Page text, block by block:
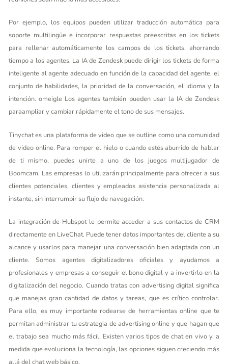
Por ejemplo, los equipos pueden utilizar traducción automática para
soporte multilingüe e incorporar respuestas preescritas en los tickets
para rellenar automáticamente los campos de los tickets, ahorrando
tiempo a los agentes. La IA de Zendesk puede dirigir los tickets de forma
inteligente al agente adecuado en función de la capacidad del agente, el
conjunto de habilidades, la prioridad de la conversación, el idioma y la
intención.omeigle Los agentes también pueden usar la IA de Zendesk
paraampliar y cambiar rápidamente el tono de sus mensajes.
Tinychat es una plataforma de video que se outline como una comunidad
de video online. Para romper el hielo o cuando estés aburrido de hablar
de ti mismo, puedes unirte a uno de los juegos multijugador de
Boomcam. Las empresas lo utilizarán principalmente para ofrecer a sus
clientes potenciales, clientes y empleados asistencia personalizada al
instante, sin interrumpir su flujo de navegación.
La integración de Hubspot le permite acceder a sus contactos de CRM
directamente en LiveChat. Puede tener datos importantes del cliente a su
alcance y usarlos para manejar una conversación bien adaptada con un
cliente. Somos agentes digitalizadores oficiales y ayudamos a
profesionales y empresas a conseguir el bono digital y a invertirlo en la
digitalización del negocio. Cuando tratas con advertising digital significa
que manejas gran cantidad de datos y tareas, que es crítico controlar.
Para ello, es muy importante rodearse de herramientas online que te
permitan administrar tu estrategia de advertising online y que hagan que
el trabajo sea mucho más fácil. Existen varios tipos de chat en vivo y, a
medida que evoluciona la tecnología, las opciones siguen creciendo más
allá del chat web básico.